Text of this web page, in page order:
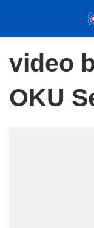
video
OKU